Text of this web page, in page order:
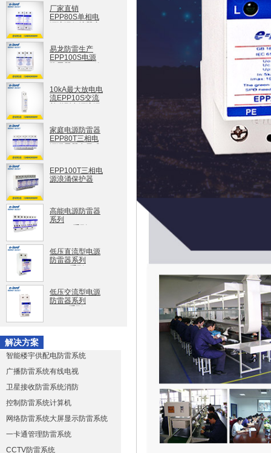
厂家直销
EPP80S单相电
易龙防雷生产
EPP100S电源
10kA最大放电电
流EPP10S交流
家庭电源防雷器
EPP80T三相电
EPP100T三相电
源浪涌保护器
高能电源防雷器
系列
低压直流型电源
防雷器系列
低压交流型电源
防雷器系列
解决方案
智能楼宇供配电防雷系统
广播防雷系统有线电视
卫星接收防雷系统消防
控制防雷系统计算机
网络防雷系统大屏显示防雷系统
一卡通管理防雷系统
CCTV防雷系统